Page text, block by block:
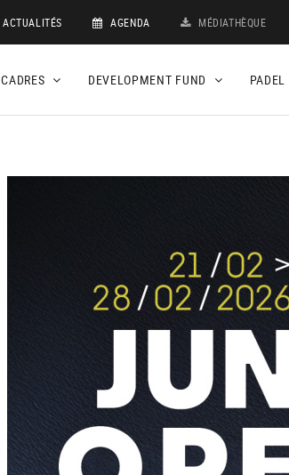
ACTUALITÉS AGENDA MÉDIATHÈQUE
CADRES DEVELOPMENT FUND PADEL